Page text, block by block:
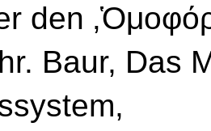
den
Baur, Das